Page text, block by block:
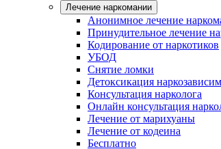
Лечение наркомании
Анонимное лечение
Принудительное лечение
Кодирование от наркотиков
УБОД
Снятие ломки
Детоксикация
Консультация нарколога
Онлайн консультация
Лечение от марихуаны
Лечение от кодеина
Бесплатно